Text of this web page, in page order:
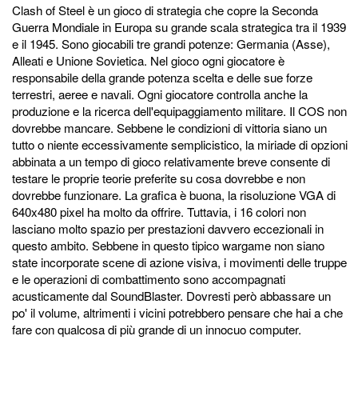
Clash of Steel è un gioco di strategia che copre la Seconda
Guerra Mondiale in Europa su grande scala strategica tra il 1939
e il 1945. Sono giocabili tre grandi potenze: Germania (Asse),
Alleati e Unione Sovietica. Nel gioco ogni giocatore è
responsabile della grande potenza scelta e delle sue forze
terrestri, aeree e navali. Ogni giocatore controlla anche la
produzione e la ricerca dell'equipaggiamento militare. Il COS non
dovrebbe mancare. Sebbene le condizioni di vittoria siano un
tutto o niente eccessivamente semplicistico, la miriade di opzioni
abbinata a un tempo di gioco relativamente breve consente di
testare le proprie teorie preferite su cosa dovrebbe e non
dovrebbe funzionare. La grafica è buona, la risoluzione VGA di
640x480 pixel ha molto da offrire. Tuttavia, i 16 colori non
lasciano molto spazio per prestazioni davvero eccezionali in
questo ambito. Sebbene in questo tipico wargame non siano
state incorporate scene di azione visiva, i movimenti delle truppe
e le operazioni di combattimento sono accompagnati
acusticamente dal SoundBlaster. Dovresti però abbassare un
po' il volume, altrimenti i vicini potrebbero pensare che hai a che
fare con qualcosa di più grande di un innocuo computer.